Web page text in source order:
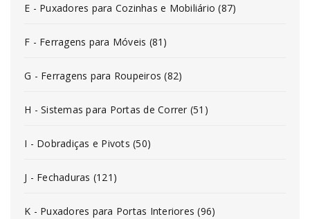
E - Puxadores para Cozinhas e Mobiliário (87)
F - Ferragens para Móveis (81)
G - Ferragens para Roupeiros (82)
H - Sistemas para Portas de Correr (51)
I - Dobradiças e Pivots (50)
J - Fechaduras (121)
K - Puxadores para Portas Interiores (96)